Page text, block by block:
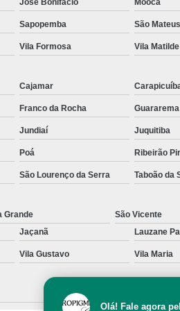
Preenchimento Capilar com
Preenchimento Capilar
Preenchimento Capilar
Preenchimento Capilar nas
Diminuir Testa
Tratamento de
Tratamento de Calvície
para a Calvície com
Tratamento para Calvície com
Tratamento para
Tratamento para Calvície
Sapopemba São Mateus
Vila Formosa Vila Matilde
Cajamar
Franco da Rocha Guararema
Jundiaí Juquitiba
Poá Ribeirão
São Lourenço da Serra Taboão da
Grande
São Vicente
Jaçanã Lauzane
Vila Gustavo Vila Maria
Olá! Fale agora